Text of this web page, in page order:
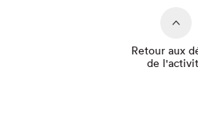
Retour aux
de